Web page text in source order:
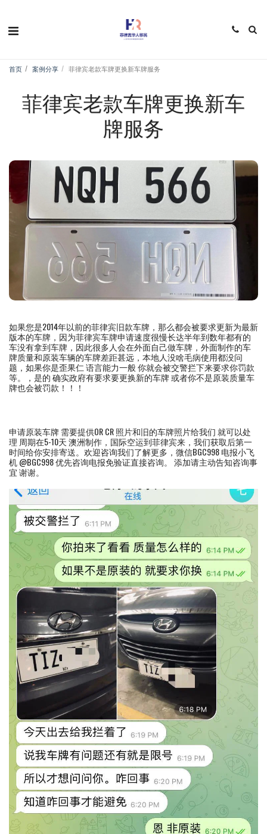
首页 案例分享 菲律宾老款车牌更换新车牌服务
菲律宾老款车牌更换新车
牌服务
如果您是2014年以前的菲律宾旧款车牌，那么都会被要求更新为最新
版本的车牌，因为菲律宾车牌申请速度很慢长达半年到数年都有的
车没有拿到车牌，因此很多人会在外面自己做车牌，外面制作的车
牌质量和原装车辆的车牌差距甚远，本地人没啥毛病使用都没问
题，如果你是歪果仁 语言能力一般 你就会被交警拦下来要求你罚款
等。，是的 确实政府有要求要更换新的车牌 或者你不是原装质量车
牌也会被罚款！！！
申请原装车牌 需要提供OR CR 照片和旧的车牌照片给我们 就可以处
理 周期在5-10天 澳洲制作，国际空运到菲律宾来，我们获取后第一
时间给你安排寄送。欢迎咨询我们了解更多，微信BGC998 电报小飞
机 @BGC998 优先咨询电报免验证直接咨询。 添加请主动告知咨询事
宜 谢谢。